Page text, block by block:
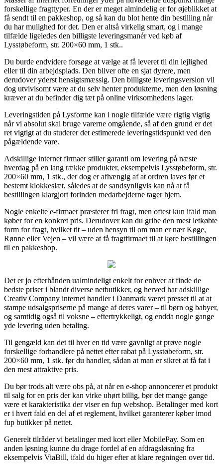
forskellige fragttyper. En der er meget almindelig er for øjeblikket at
få sendt til en pakkeshop, og så kan du blot hente din bestilling når
du har mulighed for det. Den er altså virkelig smart, og i mange
tilfælde ligeledes den billigste leveringsmanér ved køb af
Lysstøbeform, str. 200×60 mm, 1 stk..
Du burde endvidere forsøge at vælge at få leveret til din lejlighed
eller til din arbejdsplads. Den bliver ofte en sjat dyrere, men
derudover yderst hensigtsmæssig. Den billigste leveringsversion vil
dog utvivlsomt være at du selv henter produkterne, men den løsning
kræver at du befinder dig tæt på online virksomhedens lager.
Leveringstiden på Lysforme kan i nogle tilfælde være rigtig vigtig
når vi absolut skal bruge varerne omgående, så af den grund er det
ret vigtigt at du studerer det estimerede leveringstidspunkt ved den
pågældende vare.
Adskillige internet firmaer stiller garanti om levering på næste
hverdag på en lang række produkter, eksempelvis Lysstøbeform, str.
200×60 mm, 1 stk., der dog er afhængig af at ordren laves før et
bestemt klokkeslæt, således at de sandsynligvis kan nå at få
bestillingen klargjort forinden medarbejderne tager hjem.
Nogle enkelte e-firmaer præsterer fri fragt, men oftest kun ifald man
køber for en konkret pris. Derudover kan du gribe den mest letkøbte
form for fragt, hvilket tit – uden hensyn til om man er nær Køge,
Rønne eller Vejen – vil være at få fragtfirmaet til at køre bestillingen
til en pakkeshop.
Det er jo efterhånden ualmindeligt enkelt for enhver at finde de
bedste priser i blandt diverse netbutikker, og herved har adskillige
Creativ Company internet handler i Danmark været presset til at at
stampe udsalgspriserne på mange af deres varer – til børn og babyer,
og samtidig også til voksne – eftertrykkeligt, og endda nogle gange
yde levering uden betaling.
Til gengæld kan det til hver en tid være gavnligt at prøve nogle
forskellige forhandlere på nettet efter rabat på Lysstøbeform, str.
200×60 mm, 1 stk. før du handler, sådan at man er sikret at få fat i
den mest attraktive pris.
Du bør trods alt være obs på, at når en e-shop annoncerer et produkt
til salg for en pris der kan virke uhørt billig, bør det mange gange
være et karakteristika der viser en fup webshop. Betalinger med kort
er i hvert fald en del af et reglement, hvilket garanterer køber imod
fup butikker på nettet.
Generelt tilråder vi betalinger med kort eller MobilePay. Som en
anden løsning kunne du drage fordel af en afdragsløsning fra
eksempelvis ViaBill, ifald du higer efter at klare regningen over tid.